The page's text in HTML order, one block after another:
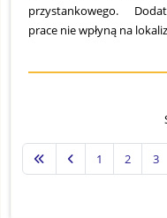
przystankowego.
prace nie wpłyną na
1 2 3